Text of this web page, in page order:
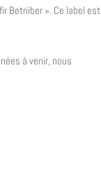
Betriiber ». Ce label est
à venir, nous